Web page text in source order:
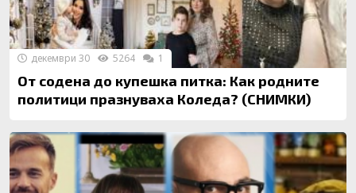
От содена до купешка питка: Как родните
политици празнуваха Коледа? (СНИМКИ)
декември 30 5264 1